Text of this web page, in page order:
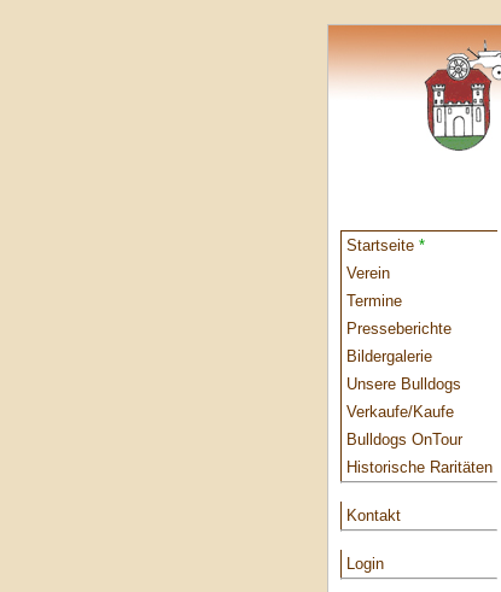
Startseite *
Verein
Termine
Presseberichte
Bildergalerie
Unsere Bulldogs
Verkaufe/Kaufe
Bulldogs OnTour
Historische Raritäten
Kontakt
Login